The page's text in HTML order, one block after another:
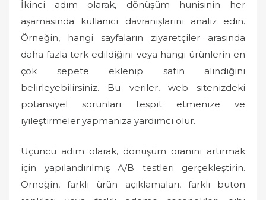
İkinci adım olarak, dönüşüm hunisinin her
aşamasında kullanıcı davranışlarını analiz edin.
Örneğin, hangi sayfaların ziyaretçiler arasında
daha fazla terk edildiğini veya hangi ürünlerin en
çok sepete eklenip satın alındığını
belirleyebilirsiniz. Bu veriler, web sitenizdeki
potansiyel sorunları tespit etmenize ve
iyileştirmeler yapmanıza yardımcı olur.
Üçüncü adım olarak, dönüşüm oranını artırmak
için yapılandırılmış A/B testleri gerçekleştirin.
Örneğin, farklı ürün açıklamaları, farklı buton